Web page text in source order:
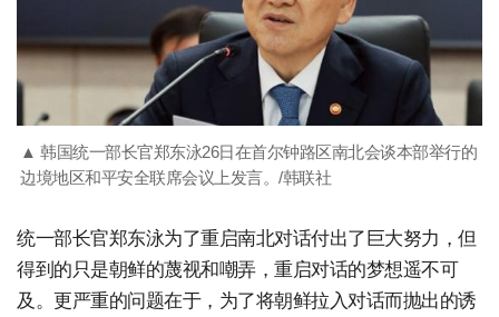
▲ 韩国统一部长官郑东泳26日在首尔钟路区南北会谈本部举行的
边境地区和平安全联席会议上发言。/韩联社
统一部长官郑东泳为了重启南北对话付出了巨大努力，但
得到的只是朝鲜的蔑视和嘲弄，重启对话的梦想遥不可
及。更严重的问题在于，为了将朝鲜拉入对话而抛出的诱